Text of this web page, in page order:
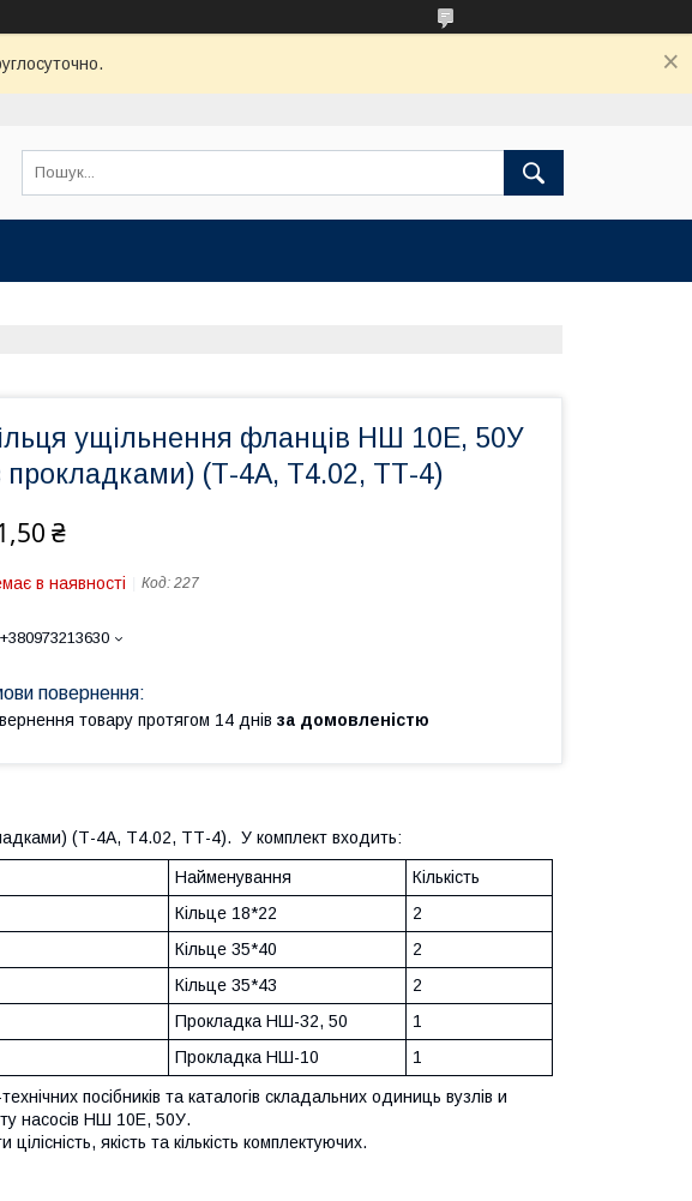
ущільнення фланців НШ 10Е, 50У
прокладками) (Т-4А, Т4.02, ТТ-4)
₴
в наявності Код: 227
+380973213630
товару протягом 14 днів за домовленістю
(Т-4А, Т4.02, ТТ-4). У комплект входить:
Найменування
Кількість
Кільце 18*22
2
Кільце 35*40
2
Кільце 35*43
2
Прокладка НШ-32, 50
1
Прокладка НШ-10 1
посібників та каталогів складальних одиниць вузлів и
насосів НШ 10Е, 50У.
якість та кількість комплектуючих.